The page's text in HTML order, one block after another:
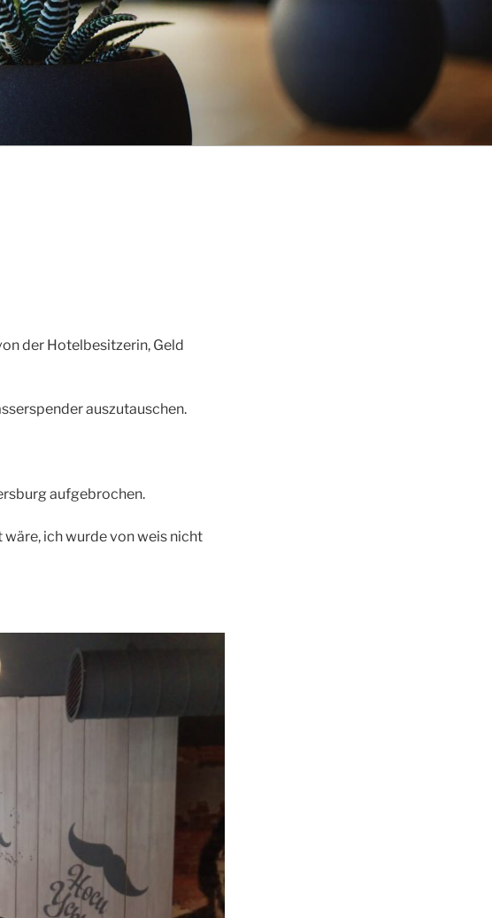
der Hotelbesitzerin, Geld
auszutauschen.
aufgebrochen.
wäre, ich wurde von weis nicht